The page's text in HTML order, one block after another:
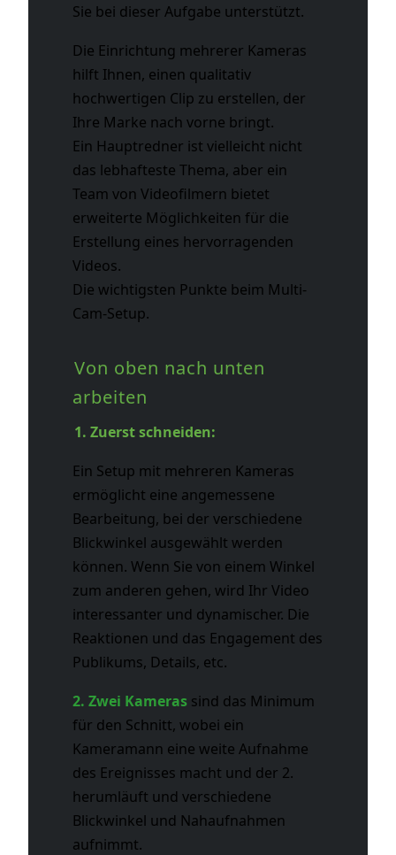
Sie bei dieser Aufgabe unterstützt.
Die Einrichtung mehrerer Kameras
hilft Ihnen, einen qualitativ
hochwertigen Clip zu erstellen, der
Ihre Marke nach vorne bringt.
Ein Hauptredner ist vielleicht nicht
das lebhafteste Thema, aber ein
Team von Videofilmern bietet
erweiterte Möglichkeiten für die
Erstellung eines hervorragenden
Videos.
Die wichtigsten Punkte beim Multi-
Cam-Setup.
Von oben nach unten
arbeiten
1. Zuerst schneiden:
Ein Setup mit mehreren Kameras
ermöglicht eine angemessene
Bearbeitung, bei der verschiedene
Blickwinkel ausgewählt werden
können. Wenn Sie von einem Winkel
zum anderen gehen, wird Ihr Video
interessanter und dynamischer. Die
Reaktionen und das Engagement des
Publikums, Details, etc.
2. Zwei Kameras sind das Minimum
für den Schnitt, wobei ein
Kameramann eine weite Aufnahme
des Ereignisses macht und der 2.
herumläuft und verschiedene
Blickwinkel und Nahaufnahmen
aufnimmt.